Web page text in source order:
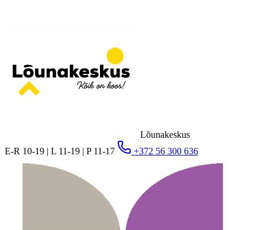
Lõunakeskus
E-R 10-19 | L 11-19 | P 11-17
+372 56 300 636